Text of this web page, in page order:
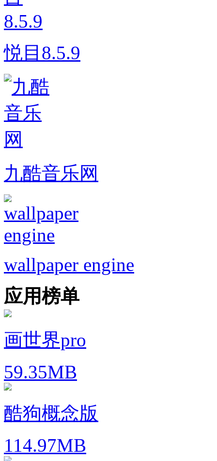
悦目8.5.9
九酷音乐网
wallpaper engine
应用榜单
画世界pro
59.35MB
酷狗概念版
114.97MB